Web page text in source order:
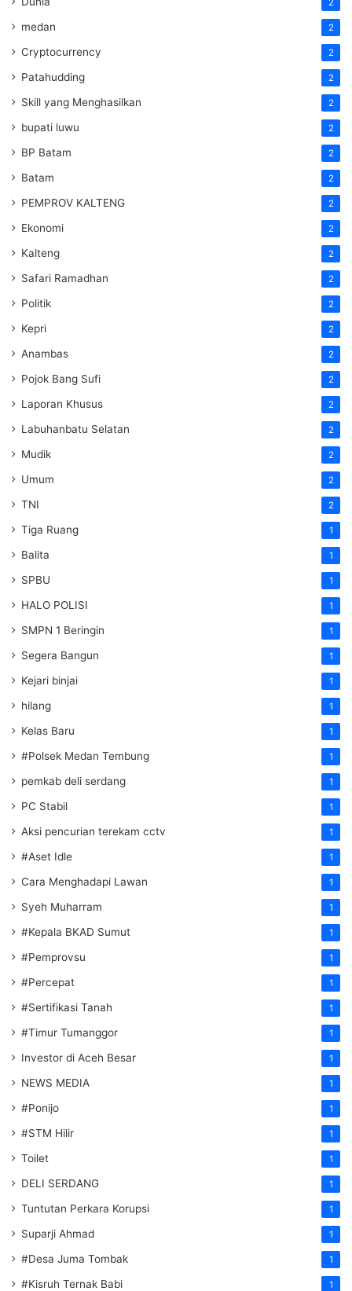
2
medan 2
Cryptocurrency 2
Patahudding 2
Skill yang Menghasilkan 2
bupati luwu 2
BP Batam 2
Batam 2
PEMPROV KALTENG 2
Ekonomi 2
Kalteng 2
Safari Ramadhan 2
Politik 2
Kepri 2
Anambas 2
Pojok Bang Sufi 2
Laporan Khusus 2
Labuhanbatu Selatan 2
Mudik 2
Umum 2
TNI 2
Tiga Ruang 1
Balita 1
SPBU 1
HALO POLISI 1
SMPN 1 Beringin 1
Segera Bangun 1
Kejari binjai 1
hilang 1
Kelas Baru 1
#Polsek Medan Tembung 1
pemkab deli serdang 1
PC Stabil 1
Aksi pencurian terekam cctv 1
#Aset Idle 1
Cara Menghadapi Lawan 1
Syeh Muharram 1
#Kepala BKAD Sumut 1
#Pemprovsu 1
#Percepat 1
#Sertifikasi Tanah 1
#Timur Tumanggor 1
Investor di Aceh Besar 1
NEWS MEDIA 1
#Ponijo 1
#STM Hilir 1
Toilet 1
DELI SERDANG 1
Tuntutan Perkara Korupsi 1
Suparji Ahmad 1
#Desa Juma Tombak 1
#Kisruh Ternak Babi 1